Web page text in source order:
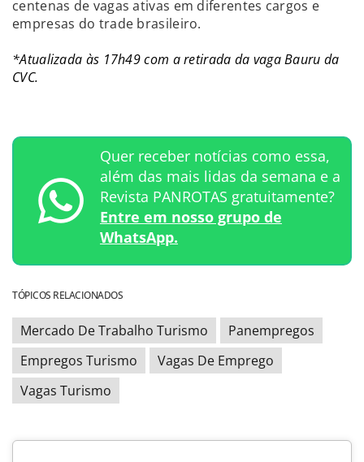
centenas de vagas ativas em diferentes cargos e
empresas do trade brasileiro.
*Atualizada às 17h49 com a retirada da vaga Bauru da
CVC.
Quer receber notícias como essa,
além das mais lidas da semana e a
Revista PANROTAS gratuitamente?
Entre em nosso grupo de
WhatsApp.
TÓPICOS RELACIONADOS
Mercado De Trabalho Turismo
Panempregos
Empregos Turismo
Vagas De Emprego
Vagas Turismo